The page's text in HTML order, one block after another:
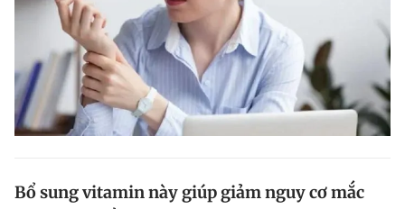
Bổ sung vitamin này giúp giảm nguy cơ mắc